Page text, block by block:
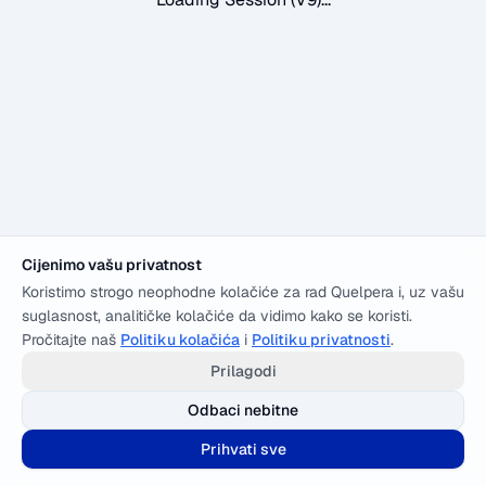
Cijenimo vašu privatnost
Koristimo strogo neophodne kolačiće za rad Quelpera i, uz vašu
suglasnost, analitičke kolačiće da vidimo kako se koristi.
Pročitajte naš Politiku kolačića i Politiku privatnosti.
Prilagodi
Odbaci nebitne
Prihvati sve